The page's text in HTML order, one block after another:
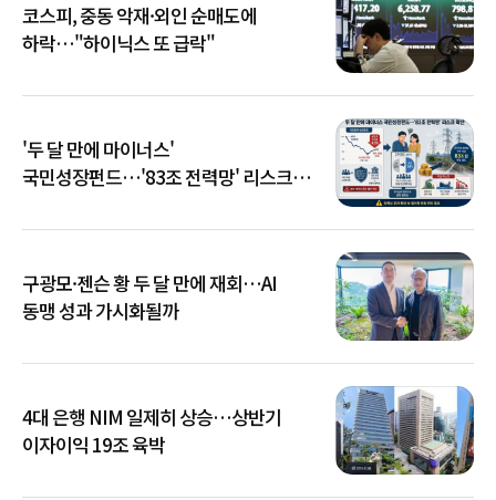
코스피, 중동 악재·외인 순매도에
하락…"하이닉스 또 급락"
'두 달 만에 마이너스'
국민성장펀드…'83조 전력망' 리스크
구광모·젠슨 황 두 달 만에 재회…AI
동맹 성과 가시화될까
4대 은행 NIM 일제히 상승…상반기
이자이익 19조 육박